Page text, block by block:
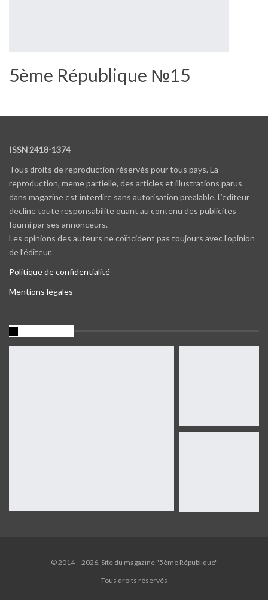
5ème République №15
ISSN 2418-1374
Tous droits de reproduction réservés pour tous pays. La
reproduction, meme partielle, des articles et illustrations parus
dans magazine est interdire sans autorisation prealable. L’editeur
decline toute responsabilite quant au contenu des publicites
fourni par ses annonceurs.
Les opinions des auteurs ne coïncident pas toujours avec l’opinion
de l’éditeur.
Politique de confidentialité
Mentions légales
© 2014 – 2026. Site du magazine "5ème République"
Tous droits réservés